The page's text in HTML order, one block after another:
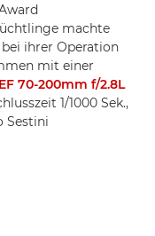
machte
ihrer Operation
mit einer
70-200mm f/2.8L
1/1000 Sek.,
Sestini